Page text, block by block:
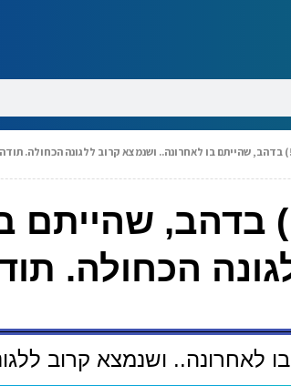
שהייתם בו לאחרונה.. ושנמצא קרוב ללגונה הכחולה.
בדהב, שהייתם
הכחולה.
לאחרונה.. ושנמצא קרוב